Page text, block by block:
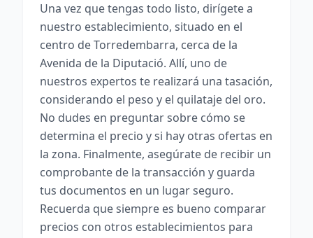
Una vez que tengas todo listo, dirígete a
nuestro establecimiento, situado en el
centro de Torredembarra, cerca de la
Avenida de la Diputació. Allí, uno de
nuestros expertos te realizará una tasación,
considerando el peso y el quilataje del oro.
No dudes en preguntar sobre cómo se
determina el precio y si hay otras ofertas en
la zona. Finalmente, asegúrate de recibir un
comprobante de la transacción y guarda
tus documentos en un lugar seguro.
Recuerda que siempre es bueno comparar
precios con otros establecimientos para